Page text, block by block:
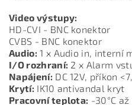
Video výstupy:
HD-CVI - BNC konektor
CVBS - BNC konektor
Audio: 1 x Audio in, interní
I/O rozhraní: 2 x Alarm
Napájení: DC 12V, příkon
Krytí: IK10 antivandal kryt
Pracovní teplota: -30°C